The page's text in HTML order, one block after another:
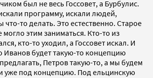
был не весь Госсовет, а Бурбулис.
программу, искали людей,
то делать. Это естественно. Старое
могло этим заниматься. Кто-то из
кто-то уходил, а Госсовет искал. И
Иванов будет такую-то концепцию
Петров такую-то, а мы будем
уже под концепцию. Под ельцинскую